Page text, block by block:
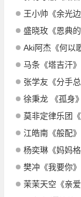
王小帅《余光
盛晓玫《恩典
Aki阿杰《何以
马条《塔吉汗
张学友《分手
徐秉龙 《孤身
莫非定律乐团
江皓南《般配
杨奕琳《妈妈
樊冲《我要你
茉茉天空《亲